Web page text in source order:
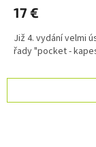
17 €
Již 4. vydání velmi
řady "pocket -